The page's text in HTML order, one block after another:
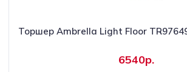
Торшер Ambrella Light Floor
6540р.